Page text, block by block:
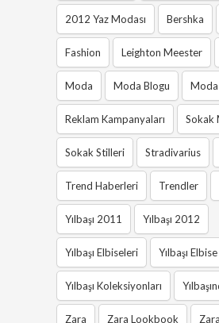
2012 Yaz Modası Bershka
Fashion Leighton Meester
Moda Moda Blogu
Reklam Kampanyaları Sokak
Sokak Stilleri Stradivarius
Trend Haberleri Trendler
Yılbaşı 2011 Yılbaşı 2012
Yılbaşı Elbiseleri Yılbaşı
Yılbaşı Koleksiyonları
Zara Zara Lookbook